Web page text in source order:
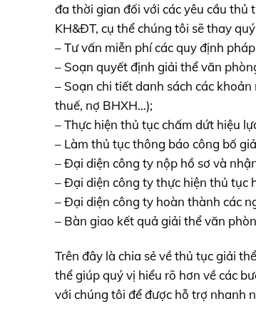
đa thời gian đối với các yêu cầu thủ
KH&ĐT, cụ thể chúng tôi sẽ thay
– Tư vấn miễn phí các quy định
– Soạn quyết định giải thể văn
– Soạn chi tiết danh sách các
thuế, nợ BHXH…);
– Thực hiện thủ tục chấm dứt hiệu
– Làm thủ tục thông báo công bố
– Đại diện công ty nộp hồ sơ và
– Đại diện công ty thực hiện thủ tục
– Đại diện công ty hoàn thành các
– Bàn giao kết quả giải thể văn
Trên đây là chia sẻ về thủ tục giải
thể giúp quý vị hiểu rõ hơn về các
với chúng tôi để được hỗ trợ nhanh